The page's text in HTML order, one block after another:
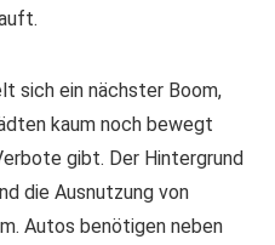
sich ein nächster Boom,
kaum noch bewegt
gibt. Der Hintergrund
die Ausnutzung von
Autos benötigen neben